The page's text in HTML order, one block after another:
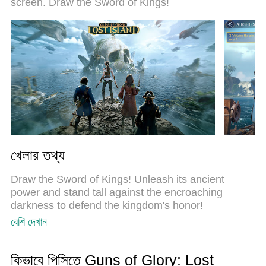
ইনস্ট্যান্স ম্যানেজার একই ডিভাইসে 2 বা তার বেশি অ্যাকাউন্ট চালানো
ইঞ্জিন আপনার পিসির সম্পূর্ণ সম্ভাবনা প্রকাশ করতে পারে, সবকিছুকে মসৃণ
করে তুলতে পারে।
screen. Draw the Sword of Kings!
খেলার তথ্য
Draw the Sword of Kings! Unleash its ancient
power and stand tall against the encroaching
darkness to defend the kingdom's honor!
seek the ultimate secrets of life and death. Once
বেশি দেখান
কিভাবে পিসিতে Guns of Glory: Lost